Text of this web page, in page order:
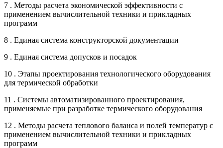
7 . Методы расчета экономической эффективности с
применением вычислительной техники и прикладных
программ
8 . Единая система конструкторской документации
9 . Единая система допусков и посадок
10 . Этапы проектирования технологического оборудования
для термической обработки
11 . Системы автоматизированного проектирования,
применяемые при разработке термического оборудования
12 . Методы расчета теплового баланса и полей температур с
применением вычислительной техники и прикладных
программ